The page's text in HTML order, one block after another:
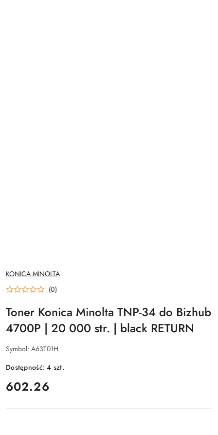
NAZWA
PRODUCENTA:
KONICA MINOLTA
(0)
Toner Konica Minolta TNP-34 do Bizhub
4700P | 20 000 str. | black RETURN
Symbol: A63T01H
Dostępność:4 szt.
cena:
602.26